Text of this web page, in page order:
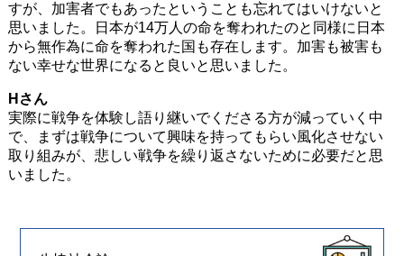
すが、加害者でもあったということも忘れてはいけないと
思いました。日本が14万人の命を奪われたのと同様に日本
から無作為に命を奪われた国も存在します。加害も被害も
ない幸せな世界になると良いと思いました。
Hさん
実際に戦争を体験し語り継いでくださる方が減っていく中
で、まずは戦争について興味を持ってもらい風化させない
取り組みが、悲しい戦争を繰り返さないために必要だと思
いました。